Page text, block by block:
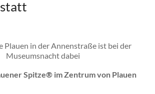
Spitze® im Zentrum von Plauen